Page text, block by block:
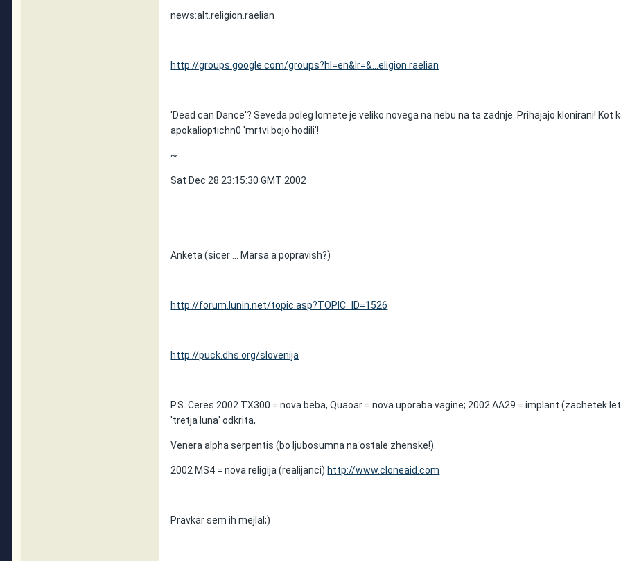
news:alt.religion.raelian
http://groups.google.com/groups?hl=en&lr=&...eligion.raelian
'Dead can Dance'? Seveda poleg lomete je veliko novega na nebu na ta zadnje. Prihajajo klonirani! Kot
apokalioptichn0 'mrtvi bojo hodili'!
~
Sat Dec 28 23:15:30 GMT 2002
Anketa (sicer ... Marsa a popravish?)
http://forum.lunin.net/topic.asp?TOPIC_ID=1526
http://puck.dhs.org/slovenija
P.S. Ceres 2002 TX300 = nova beba, Quaoar = nova uporaba vagine; 2002 AA29 = implant (zachetek
'tretja luna' odkrita,
Venera alpha serpentis (bo ljubosumna na ostale zhenske!).
2002 MS4 = nova religija (realijanci) http://www.cloneaid.com
Pravkar sem ih mejlal;)